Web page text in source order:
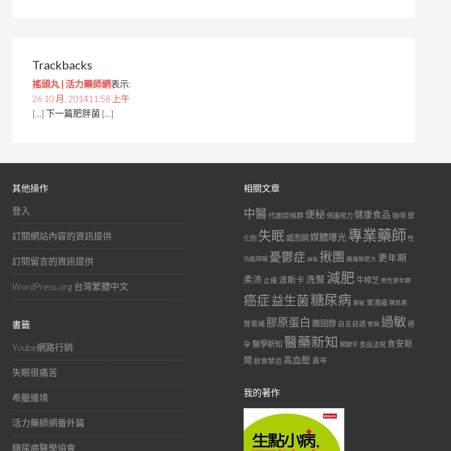
Trackbacks
搖頭丸 | 活力藥師網表示:
26 10 月, 201411:58 上午
[…] 下一篇肥胖菌 […]
其他操作
登入
訂閱網站內容的資訊提供
訂閱留言的資訊提供
WordPress.org 台灣繁體中文
書籤
Yoube網路行銷
失眠很痛苦
希臘邊境
活力藥師網番外篇
糖尿病醫學協會
相關文章
中醫代謝症候群 便秘 保護視力 健康食品 咖啡 塑
化劑 失眠 威而鋼 媒體曝光專業藥師 性
功能障礙 憂鬱症 掉髮 揪團 攝護腺肥大 更年期
柔沛 止痛 波斯卡 洗腎 減肥 牛樟芝 男性更年期
癌症益生菌 糖尿病 罩敏 胃潰瘍 胰島素
腎衰竭 膠原蛋白 膽固醇 自言自語 豐胸 過敏 避
孕 醫學新知 醫藥新知 關鍵字 食品法規 食安新
聞 飲食禁忌 高血壓 黃芩
我的著作